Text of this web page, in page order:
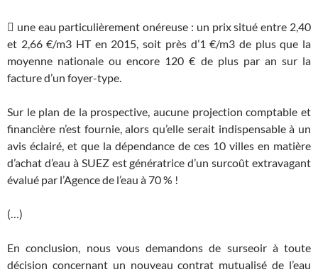
 une eau particulièrement onéreuse : un prix situé entre 2,40
et 2,66 €/m3 HT en 2015, soit près d’1 €/m3 de plus que la
moyenne nationale ou encore 120 € de plus par an sur la
facture d’un foyer-type.
Sur le plan de la prospective, aucune projection comptable et
financière n’est fournie, alors qu’elle serait indispensable à un
avis éclairé, et que la dépendance de ces 10 villes en matière
d’achat d’eau à SUEZ est génératrice d’un surcoût extravagant
évalué par l’Agence de l’eau à 70 % !
(…)
En conclusion, nous vous demandons de surseoir à toute
décision concernant un nouveau contrat mutualisé de l’eau